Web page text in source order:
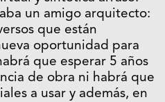
un amigo arquitecto:
que están
oportunidad para
que esperar 5 años
de obra ni habrá que
a usar y además, en